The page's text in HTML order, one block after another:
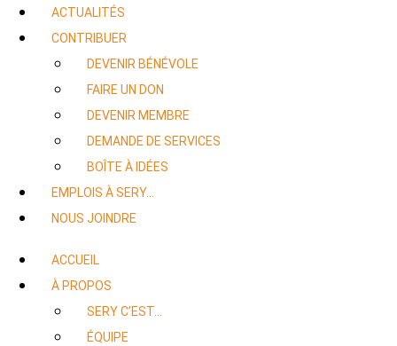
ACTUALITÉS
CONTRIBUER
DEVENIR BÉNÉVOLE
FAIRE UN DON
DEVENIR MEMBRE
DEMANDE DE SERVICES
BOÎTE À IDÉES
EMPLOIS À SERY…
NOUS JOINDRE
ACCUEIL
À PROPOS
SERY C’EST…
ÉQUIPE